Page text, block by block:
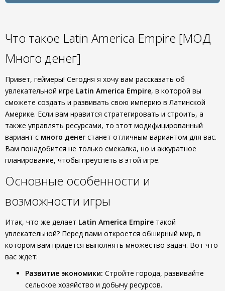
Что такое Latin America Empire [МОД
Много денег]
Привет, геймеры! Сегодня я хочу вам рассказать об
увлекательной игре Latin America Empire, в которой вы
сможете создать и развивать свою империю в Латинской
Америке. Если вам нравится стратегировать и строить, а
также управлять ресурсами, то этот модифицированный
вариант с много денег станет отличным вариантом для вас.
Вам понадобится не только смекалка, но и аккуратное
планирование, чтобы преуспеть в этой игре.
Основные особенности и
возможности игры
Итак, что же делает Latin America Empire такой
увлекательной? Перед вами откроется обширный мир, в
котором вам придется выполнять множество задач. Вот что
вас ждет:
Развитие экономики: Стройте города, развивайте
сельское хозяйство и добычу ресурсов.